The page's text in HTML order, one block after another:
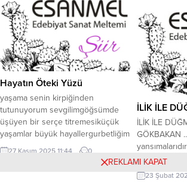
Sonra...
Sussun artık
Gülesin
*** ​Sürmeli
baksın,
yakmasın....
Hayatın Öteki Yüzü
yaşama senin kirpiğinden
tutunuyorum sevgilimgöğsümde
üşüyen bir serçe titremesiküçük
yaşamlar büyük hayallergurbetliğim
özlemim keşke el fenerini yanımıza
alsak rüyalardahala yeşil kalan
27 Kasım 2025 11:44 0
İLİK İLE
İLİK İLE
GÖKBAKAN
uğramış her
yokluğa
23 Şubat
REKLAMI KAPAT